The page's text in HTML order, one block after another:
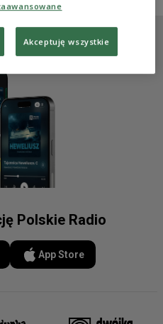
Polskie Radio
App Store
Akceptuję wszystkie